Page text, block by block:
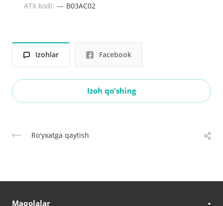
ATX kodi: — B03AC02
Izohlar Facebook
Izoh qo'shing
Roʻyxatga qaytish
Maqolalar